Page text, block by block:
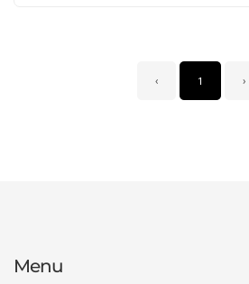
‹ 1 ›
Menu